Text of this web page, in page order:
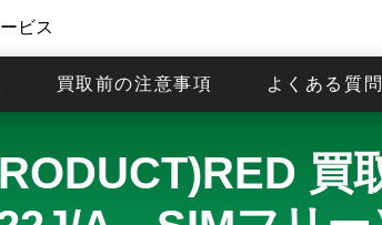
ビス
買取前の注意事項 よくある質
買